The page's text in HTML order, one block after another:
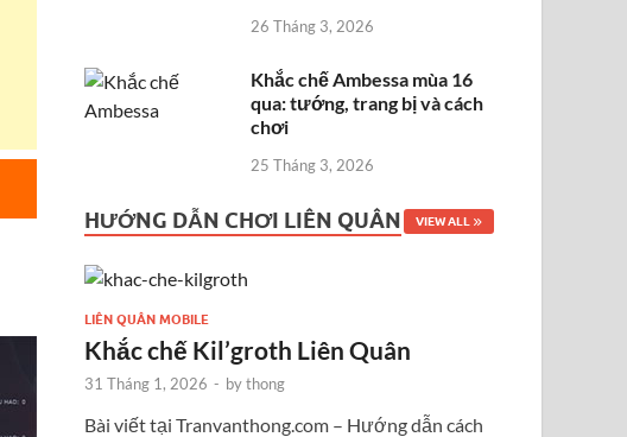
26 Tháng 3, 2026
Khắc chế Ambessa mùa 16
qua: tướng, trang bị và cách
chơi
25 Tháng 3, 2026
HƯỚNG DẪN CHƠI LIÊN QUÂN VIEW ALL
LIÊN QUÂN MOBILE
Khắc chế Kil’groth Liên Quân
31 Tháng 1, 2026 - bythong
Bài viết tại Tranvanthong.com – Hướng dẫn cách